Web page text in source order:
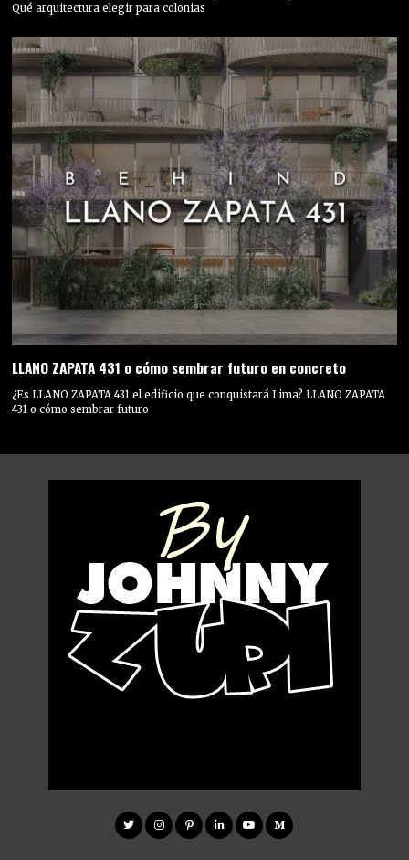
Qué arquitectura elegir para colonias
LLANO ZAPATA 431 o cómo sembrar futuro en concreto
¿Es LLANO ZAPATA 431 el edificio que conquistará Lima? LLANO ZAPATA
431 o cómo sembrar futuro